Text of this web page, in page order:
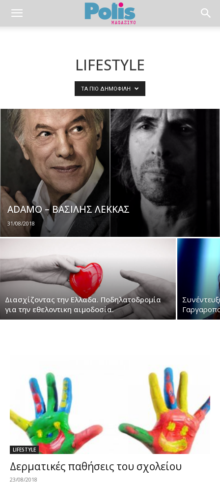
LIFESTYLE
ΤΑ ΠΙΟ ΔΗΜΟΦΙΛΉ
ADAMO – ΒΑΣΙΛΗΣ ΛΕΚΚΑΣ
31/08/2018
Διασχίζοντας την Ελλαδα. Ποδηλατοδρομία
για την εθελοντικη αιμοδοσία.
LIFESTYLE
Δερματικές παθήσεις του σχολείου
23/08/2018